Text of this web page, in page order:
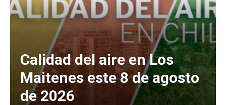
Calidad del aire en Los
Maitenes este 8 de agosto
de 2026